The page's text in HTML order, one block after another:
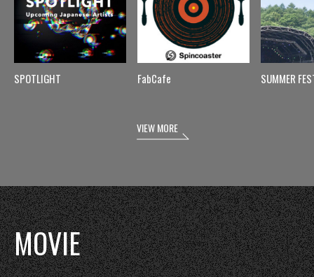
SPOTLIGHT FabCafe SUMMER
VIEW MORE
MOVIE